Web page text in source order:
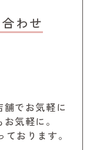
わせ
でお気軽に
気軽に。
おります。